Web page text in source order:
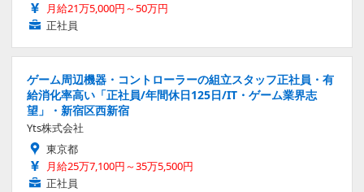
月給21万5,000円～50万円
正社員
ゲーム周辺機器・コントローラーの組立スタッフ正社員・有
給消化率高い「正社員/年間休日125日/IT・ゲーム業界志
望」・新宿区西新宿
Yts株式会社
東京都
月給25万7,100円～35万5,500円
正社員